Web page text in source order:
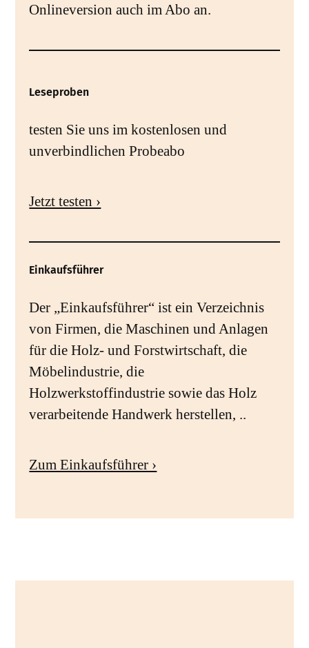
Onlineversion auch im Abo an.
Leseproben
testen Sie uns im kostenlosen und
unverbindlichen Probeabo
Jetzt testen ›
Einkaufsführer
Der „Einkaufsführer“ ist ein Verzeichnis
von Firmen, die Maschinen und Anlagen
für die Holz- und Forstwirtschaft, die
Möbelindustrie, die
Holzwerkstoffindustrie sowie das Holz
verarbeitende Handwerk herstellen, ..
Zum Einkaufsführer ›